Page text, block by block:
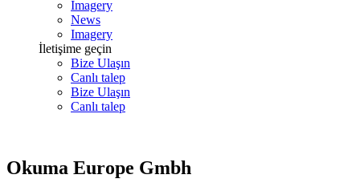
Imagery
News
Imagery
İletişime geçin
Bize Ulaşın
Canlı talep
Bize Ulaşın
Canlı talep
Okuma Europe Gmbh